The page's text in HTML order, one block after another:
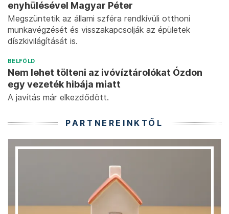
enyhülésével Magyar Péter
Megszüntetik az állami szféra rendkívüli otthoni
munkavégzését és visszakapcsolják az épületek
díszkivilágítását is.
BELFÖLD
Nem lehet tölteni az ivóvíztárolókat Ózdon
egy vezeték hibája miatt
A javítás már elkezdődött.
PARTNEREINKTŐL